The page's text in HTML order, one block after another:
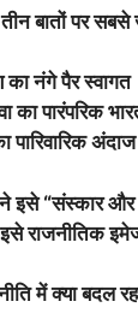
बातों पर सबसे
का नंगे पैर स्वागत
का पारंपरिक
पारिवारिक अंदाज
इसे “संस्कार और
राजनीतिक
में क्या बदल